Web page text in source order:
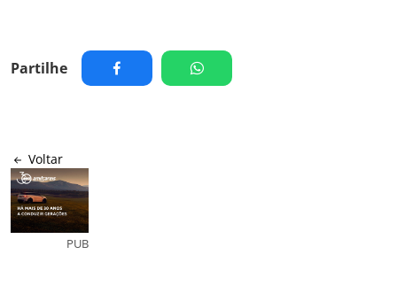
Partilhe
Voltar
PUB